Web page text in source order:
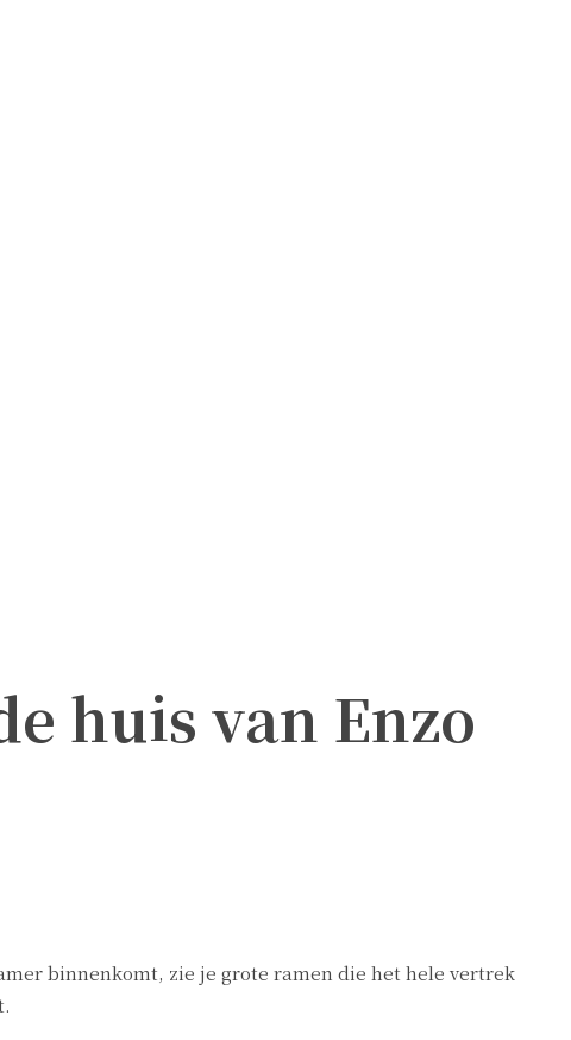
huis van Enzo
binnenkomt, zie je grote ramen die het hele vertrek